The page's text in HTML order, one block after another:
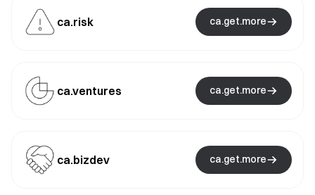
ca.risk ca.get.more
ca.ventures ca.get.more
ca.bizdev ca.get.more